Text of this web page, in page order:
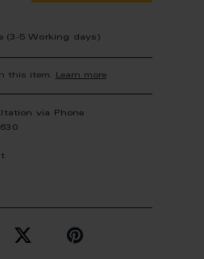
(3-5 Working days)
this item. Learn more
via Phone